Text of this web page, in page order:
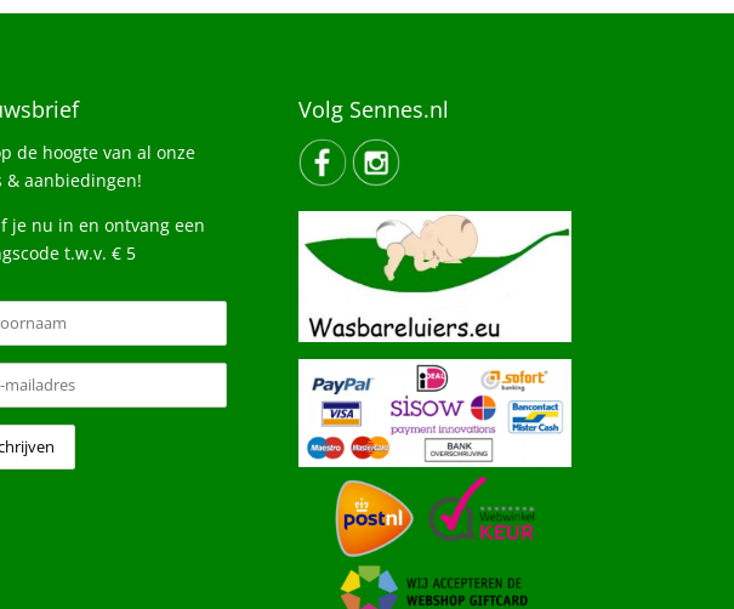
de hoogte van al onze
& aanbiedingen!
je nu in en ontvang een
t.w.v. € 5
Volg Sennes.nl